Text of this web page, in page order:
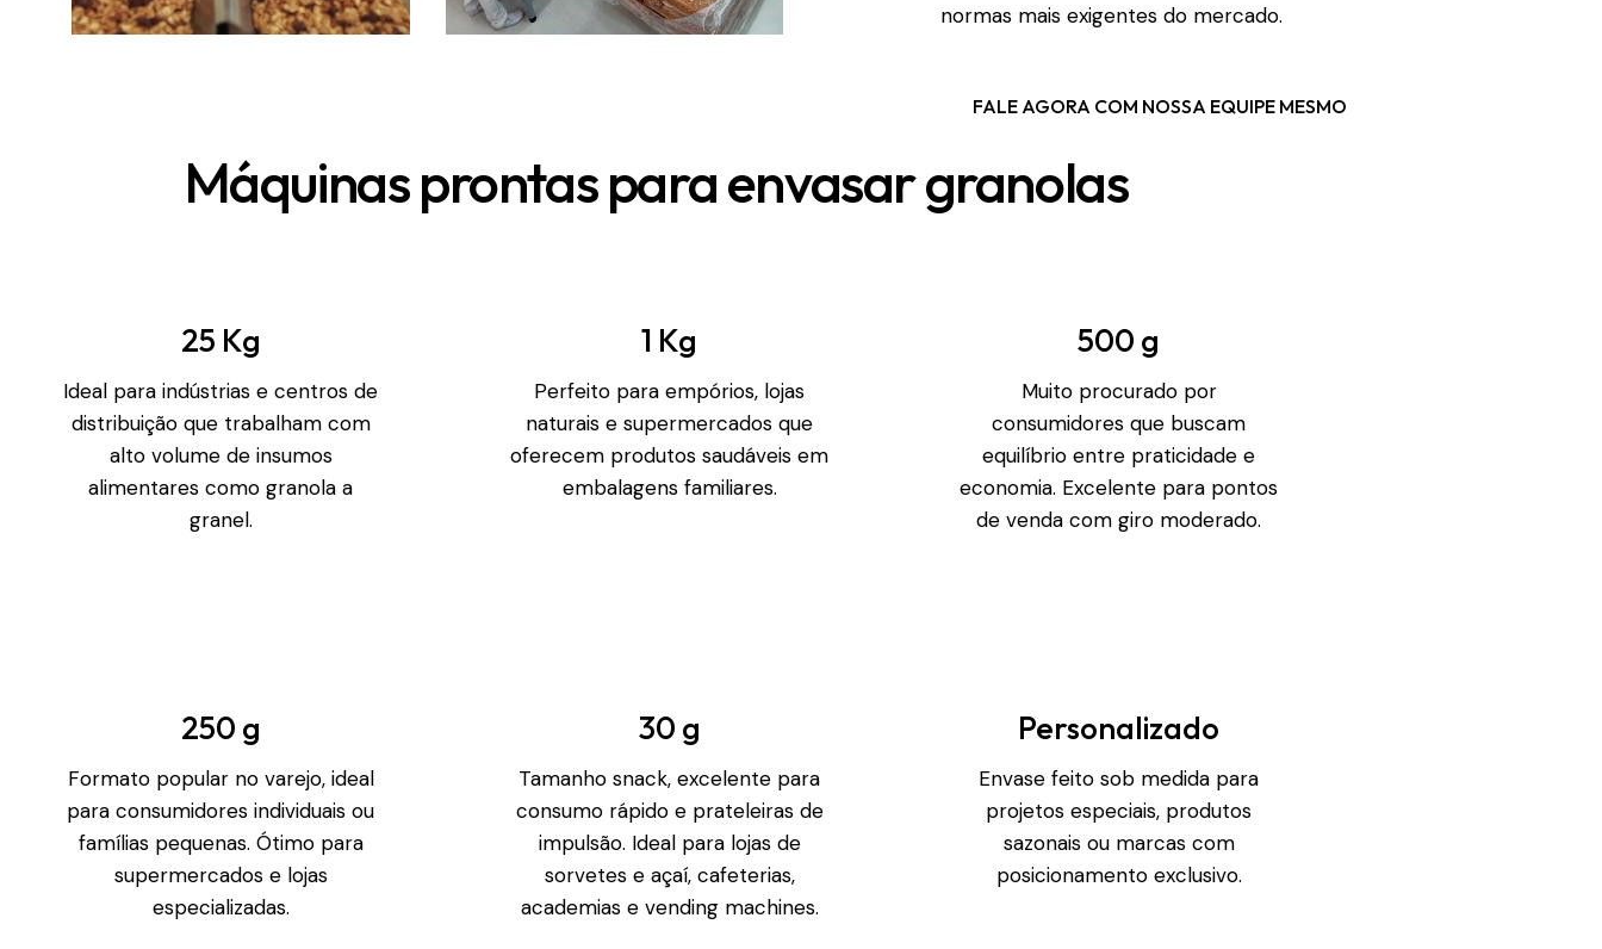
normas mais exigentes do mercado.
FALE AGORA COM NOSSA EQUIPE MESMO
Máquinas prontas para envasar granolas
25 Kg
Ideal para indústrias e centros de
distribuição que trabalham com
alto volume de insumos
alimentares como granola a
granel.
1 Kg
Perfeito para empórios, lojas
naturais e supermercados que
oferecem produtos saudáveis em
embalagens familiares.
500 g
Muito procurado por
consumidores que buscam
equilíbrio entre praticidade e
economia. Excelente para pontos
de venda com giro moderado.
250 g
Formato popular no varejo, ideal
para consumidores individuais ou
famílias pequenas. Ótimo para
supermercados e lojas
especializadas.
30 g
Tamanho snack, excelente para
consumo rápido e prateleiras de
impulsão. Ideal para lojas de
sorvetes e açaí, cafeterias,
academias e vending machines.
Personalizado
Envase feito sob medida para
projetos especiais, produtos
sazonais ou marcas com
posicionamento exclusivo.